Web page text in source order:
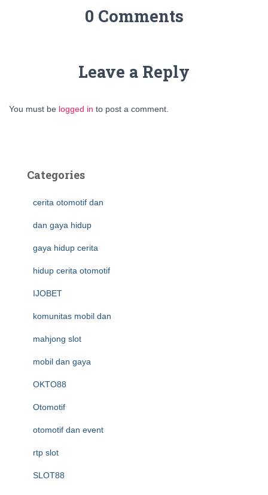
0 Comments
Leave a Reply
You must be logged in to post a comment.
Categories
cerita otomotif dan
dan gaya hidup
gaya hidup cerita
hidup cerita otomotif
IJOBET
komunitas mobil dan
mahjong slot
mobil dan gaya
OKTO88
Otomotif
otomotif dan event
rtp slot
SLOT88